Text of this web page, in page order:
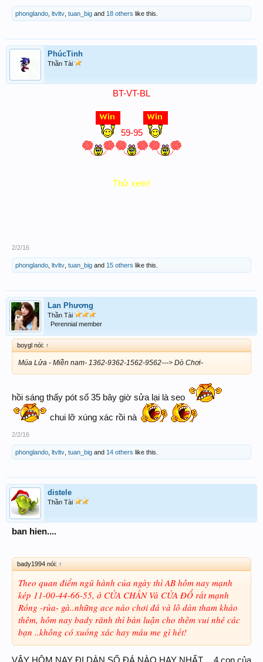
phonglando ltvltv tuan_big and 18 others like this.
PhúcTinh
Thần Tài
BT-VT-BL
59-95
Thử xem!
2/2/16
phonglando ltvltv tuan_big and 15 others like this.
Lan Phương
Thần Tài
Perennial member
boygl nói: ↑
Múa Lửa - Miền nam- 1362-9362-1562-9562---> Dò Chơi-
hồi sáng thấy pót số 35 bây giờ sửa lại là seo
chui lỡ xúng xác rồi nà
2/2/16
phonglando ltvltv tuan_big and 14 others like this.
distele
Thần Tài
ban hien....
bady1994 nói: ↑
Theo quan điểm ngũ hành của ngày thì AB hôm nay mạnh
kép 11-00-44-66-55, ở CỬA CHẤN Và CỬA ĐỔ rất mạnh
Rồng -rùa- gà..những ace nào chơi đá và lô dàn tham khảo
thêm, hôm nay bady rãnh thì bàn luận cho thêm vui nhé các
bạn ..không có xuống xác hay máu me gì hết!